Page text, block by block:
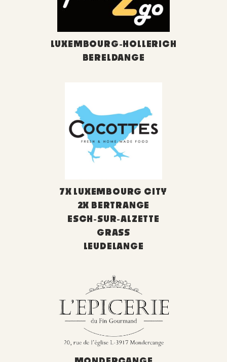
LUXEMBOURG-HOLLERICH
BERELDANGE
7X LUXEMBOURG CITY
2X BERTRANGE
ESCH-SUR-ALZETTE
GRASS
LEUDELANGE